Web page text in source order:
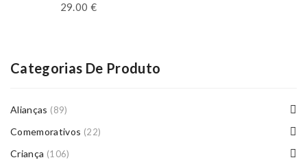
29.00 €
Categorias De Produto
Alianças (89)
Comemorativos (22)
Criança (106)